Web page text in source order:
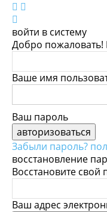
войти в систему
Добро пожаловать!
Ваше имя
Ваш пароль
Забыли пароль?
восстановление
Восстановите свой
Ваш адрес